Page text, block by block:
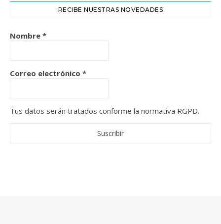
RECIBE NUESTRAS NOVEDADES
Nombre *
Correo electrónico *
Tus datos serán tratados conforme la normativa RGPD.